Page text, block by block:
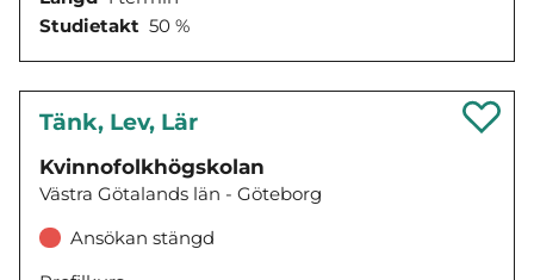
Studietakt 50 %
Tänk, Lev, Lär
Kvinnofolkhögskolan
Västra Götalands län - Göteborg
Ansökan stängd